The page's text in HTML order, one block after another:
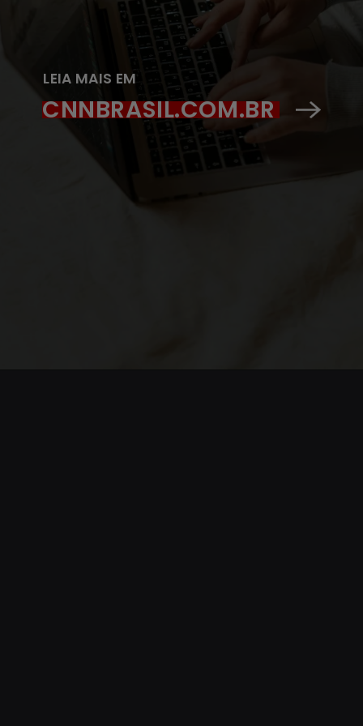
LEIA MAIS EM
CNNBRASIL.COM.BR